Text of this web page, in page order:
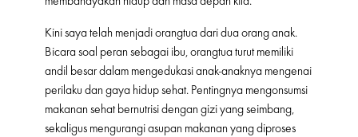
Kini saya telah menjadi orangtua dari dua orang anak.
Bicara soal peran sebagai ibu, orangtua turut memiliki
andil besar dalam mengedukasi anak-anaknya mengenai
perilaku dan gaya hidup sehat. Pentingnya mengonsumsi
makanan sehat bernutrisi dengan gizi yang seimbang,
sekaligus mengurangi asupan makanan yang diproses